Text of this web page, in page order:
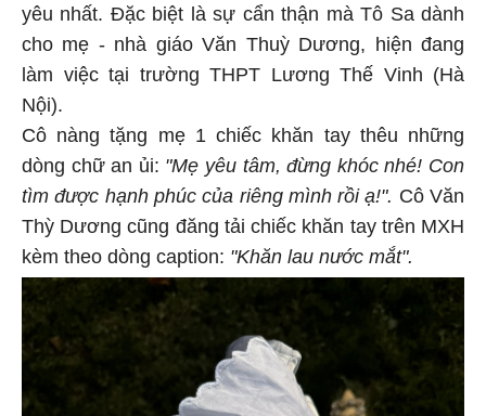
yêu nhất. Đặc biệt là sự cẩn thận mà Tô Sa dành
cho mẹ - nhà giáo Văn Thuỳ Dương, hiện đang
làm việc tại trường THPT Lương Thế Vinh (Hà
Nội).
Cô nàng tặng mẹ 1 chiếc khăn tay thêu những
dòng chữ an ủi: "Mẹ yêu tâm, đừng khóc nhé! Con
tìm được hạnh phúc của riêng mình rồi ạ!". Cô Văn
Thỳ Dương cũng đăng tải chiếc khăn tay trên MXH
kèm theo dòng caption: "Khăn lau nước mắt".